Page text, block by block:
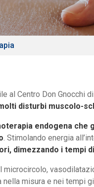
al Centro Don Gnocchi
disturbi muscolo-
endogena che
. Stimolando energia
dimezzando i tempi
misura e nei tempi